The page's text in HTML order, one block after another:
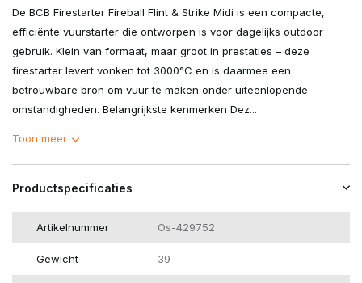
De BCB Firestarter Fireball Flint & Strike Midi is een compacte,
efficiënte vuurstarter die ontworpen is voor dagelijks outdoor
gebruik. Klein van formaat, maar groot in prestaties – deze
firestarter levert vonken tot 3000°C en is daarmee een
betrouwbare bron om vuur te maken onder uiteenlopende
omstandigheden. Belangrijkste kenmerken Dez...
Toon meer
Productspecificaties
Artikelnummer Os-429752
Gewicht 39